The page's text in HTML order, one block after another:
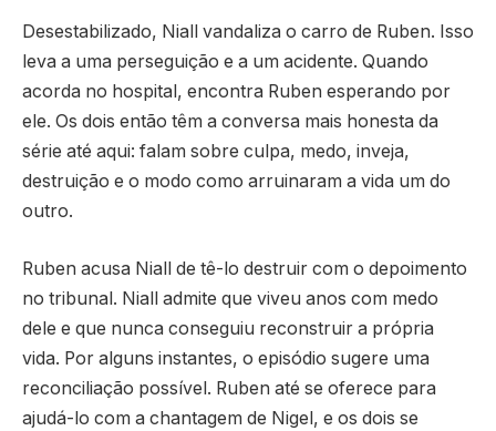
Desestabilizado, Niall vandaliza o carro de Ruben. Isso
leva a uma perseguição e a um acidente. Quando
acorda no hospital, encontra Ruben esperando por
ele. Os dois então têm a conversa mais honesta da
série até aqui: falam sobre culpa, medo, inveja,
destruição e o modo como arruinaram a vida um do
outro.
Ruben acusa Niall de tê-lo destruir com o depoimento
no tribunal. Niall admite que viveu anos com medo
dele e que nunca conseguiu reconstruir a própria
vida. Por alguns instantes, o episódio sugere uma
reconciliação possível. Ruben até se oferece para
ajudá-lo com a chantagem de Nigel, e os dois se